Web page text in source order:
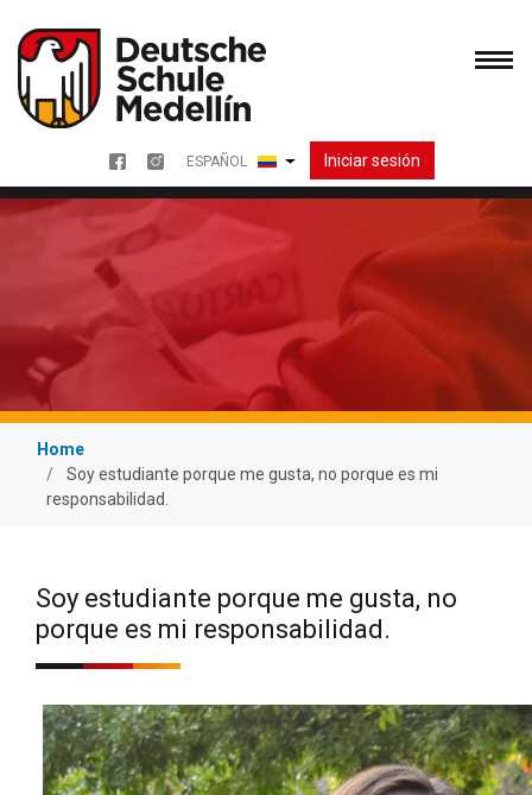
Menu redes sociales
ESPAÑOL Lista adicional de acciones
Iniciar sesión
Home
Soy estudiante porque me gusta, no porque es mi
responsabilidad.
Soy estudiante porque me gusta, no
porque es mi responsabilidad.